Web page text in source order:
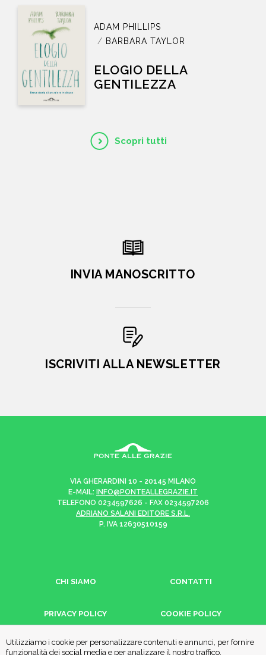
Scopri tutti
ADAM PHILLIPS
BARBARA TAYLOR
ELOGIO DELLA
GENTILEZZA
Utilizziamo i cookie per personalizzare contenuti e annunci, per fornire
funzionalità dei social media e per analizzare il nostro traffico.
INVIA MANOSCRITTO
ISCRIVITI ALLA NEWSLETTER
VIA GHERARDINI 10 - 20145 MILANO
E-MAIL:
INFO@PONTEALLEGRAZIE.IT
TELEFONO 0234597626 - FAX 0234597206
ADRIANO SALANI EDITORE S.R.L.
P. IVA 12630510159
CHI SIAMO CONTATTI
PRIVACY POLICY COOKIE POLICY
Una casa editrice del Gruppo editoriale Mauri Spagnol